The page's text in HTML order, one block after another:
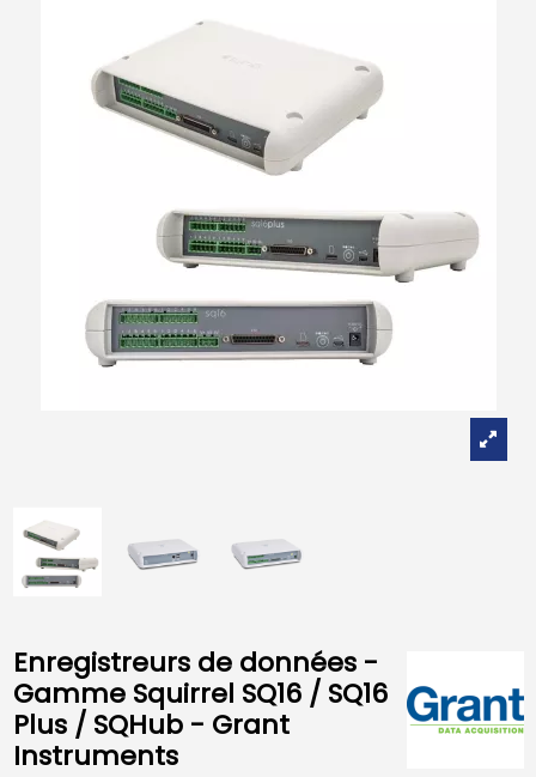
Enregistreurs de données -
Gamme Squirrel SQ16 / SQ16
Plus / SQHub - Grant
Instruments